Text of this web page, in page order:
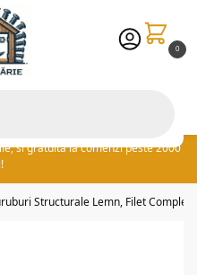
0
adauga cuponul ‘FIDSUR’ la
si gratuita la comenzi peste 2000
Structurale Lemn, Filet Complet